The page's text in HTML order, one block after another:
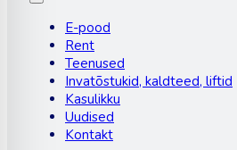
E-pood
Rent
Teenused
Invatõstukid, kaldteed, liftid
Kasulikku
Uudised
Kontakt